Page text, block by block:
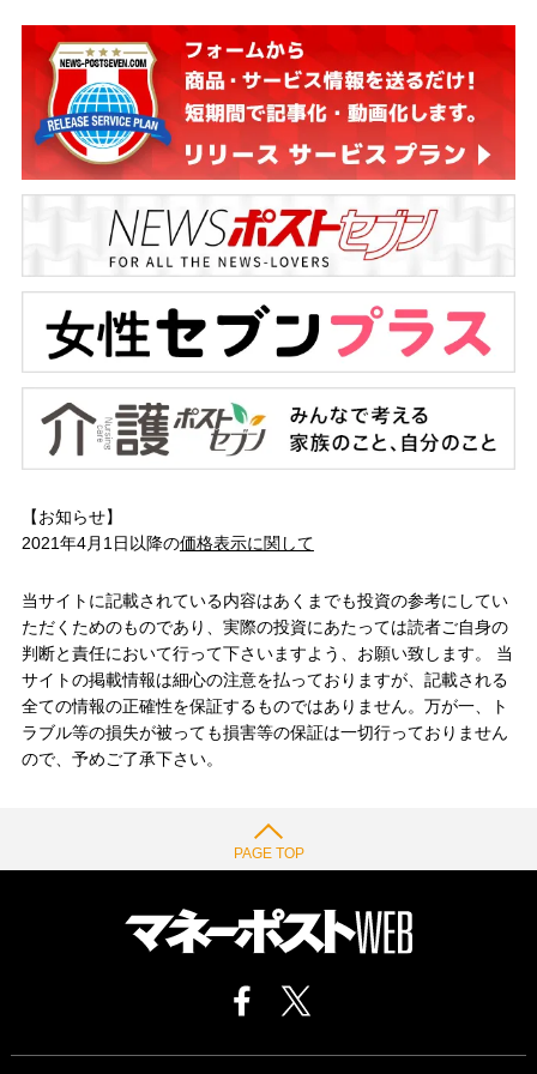
【お知らせ】
2021年4月1日以降の価格表示に関して
当サイトに記載されている内容はあくまでも投資の参考にしてい
ただくためのものであり、実際の投資にあたっては読者ご自身の
判断と責任において行って下さいますよう、お願い致します。 当
サイトの掲載情報は細心の注意を払っておりますが、記載される
全ての情報の正確性を保証するものではありません。万が一、ト
ラブル等の損失が被っても損害等の保証は一切行っておりません
ので、予めご了承下さい。
PAGE TOP